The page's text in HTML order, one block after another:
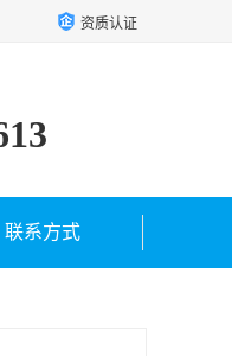
资质认证
联系方式